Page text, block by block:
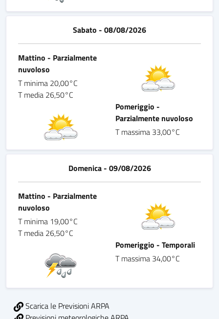
Sabato - 08/08/2026
Mattino - Parzialmente
nuvoloso
T minima 20,00°C
T media 26,50°C
Pomeriggio -
Parzialmente nuvoloso
T massima 33,00°C
Domenica - 09/08/2026
Mattino - Parzialmente
nuvoloso
T minima 19,00°C
T media 26,50°C
Pomeriggio - Temporali
T massima 34,00°C
Scarica le Previsioni ARPA